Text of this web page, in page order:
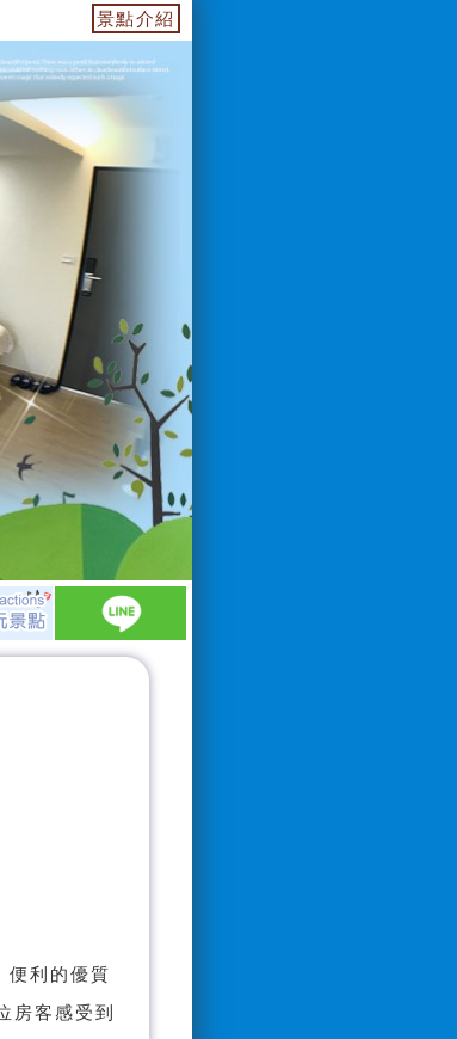
訂房電話：
景點介紹
便利的優質
房客感受到